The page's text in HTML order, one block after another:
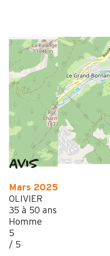
du centre du
de
de l'arrêt
Avis
Mars 2025
OLIVIER
35 à 50 ans
Homme
5
/ 5